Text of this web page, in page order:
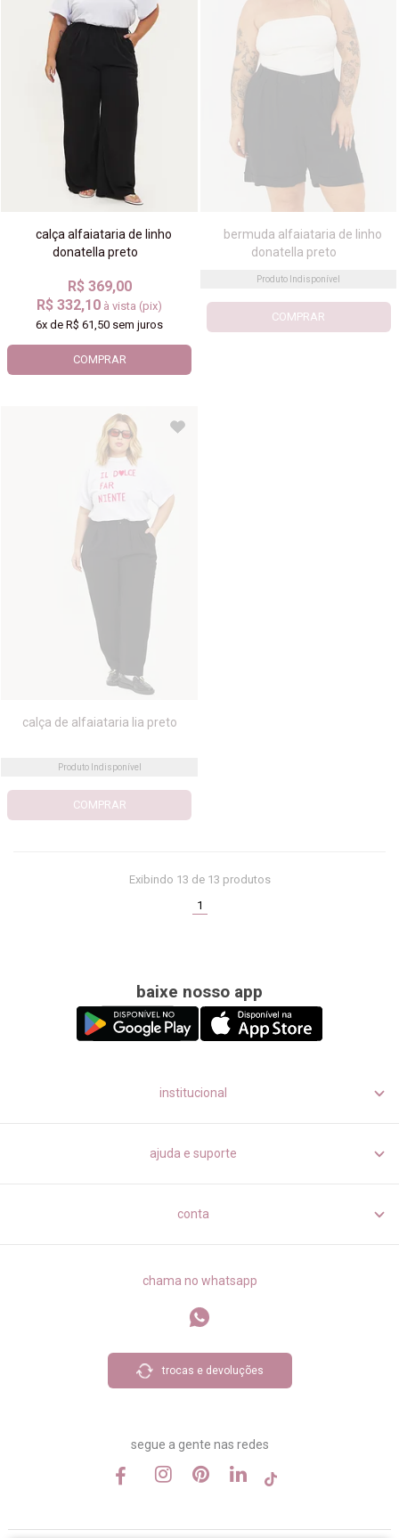
calça alfaiataria de linho
donatella preto
R$ 369,00
R$ 332,10 à vista (pix)
6x deR$ 61,50 sem juros
COMPRAR
bermuda alfaiataria de linho
donatella preto
Produto Indisponível
COMPRAR
calça de alfaiataria lia preto
Produto Indisponível
COMPRAR
Exibindo 13 de 13 produtos
1
baixe nosso app
institucional
ajuda e suporte
conta
chama no whatsapp
trocas e devoluções
segue a gente nas redes